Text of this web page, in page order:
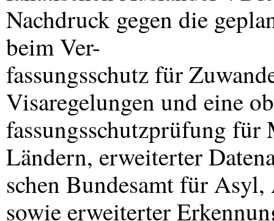
Nachdruck gegen die
beim Ver-
fassungsschutz für
Visaregelungen und eine
fassungsschutzprüfung für
Ländern, erweiterter
schen Bundesamt für
sowie erweiterter